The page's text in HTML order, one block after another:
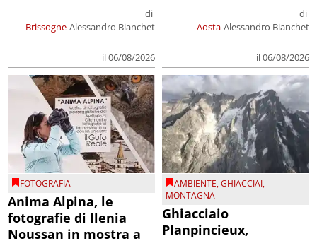
Brissogne
di
Alessandro Bianchet
il 06/08/2026
Aosta
di
Alessandro Bianchet
il 06/08/2026
FOTOGRAFIA
Anima Alpina, le
fotografie di Ilenia
Noussan in mostra a
AMBIENTE,GHIACCIAI,
MONTAGNA
Ghiacciaio
Planpincieux,